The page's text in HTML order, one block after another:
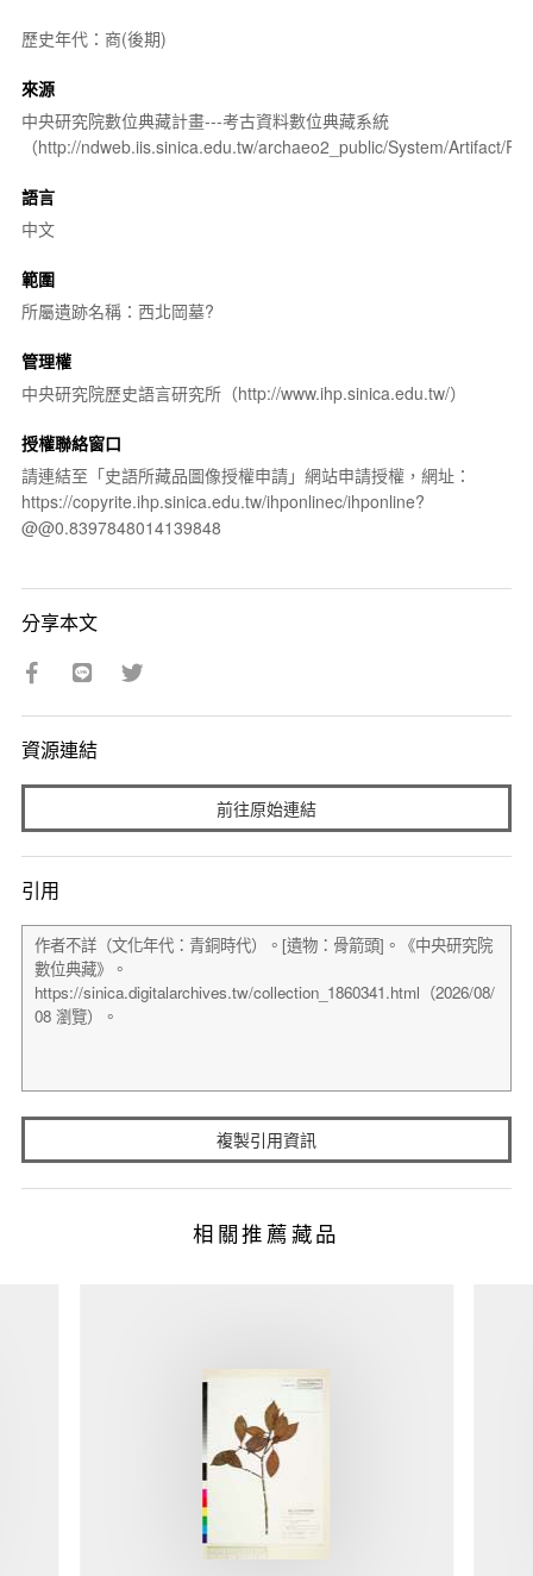
歷史年代：商(後期)
來源
中央研究院數位典藏計畫---考古資料數位典藏系統
（http://ndweb.iis.sinica.edu.tw/archaeo2_public/System/Artifact/
語言
中文
範圍
所屬遺跡名稱：西北岡墓?
管理權
中央研究院歷史語言研究所（http://www.ihp.sinica.edu.tw/）
授權聯絡窗口
請連結至「史語所藏品圖像授權申請」網站申請授權，網址：
https://copyrite.ihp.sinica.edu.tw/ihponlinec/ihponline?
@@0.8397848014139848
分享本文
資源連結
前往原始連結
引用
複製引用資訊
相關推薦藏品